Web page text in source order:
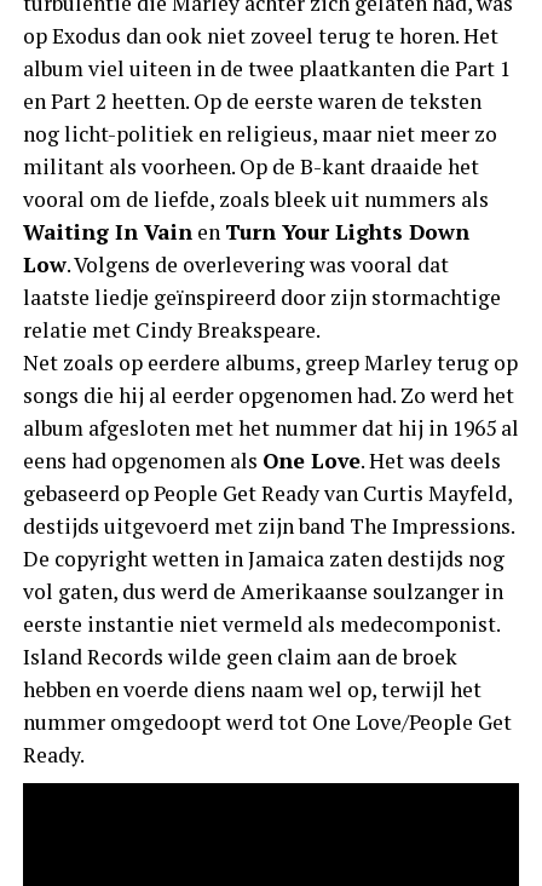
op Exodus dan ook niet zoveel terug te horen. Het
album viel uiteen in de twee plaatkanten die Part 1
en Part 2 heetten. Op de eerste waren de teksten
nog licht-politiek en religieus, maar niet meer zo
militant als voorheen. Op de B-kant draaide het
vooral om de liefde, zoals bleek uit nummers als
Waiting In Vainen Turn Your Lights Down
Low. Volgens de overlevering was vooral dat
laatste liedje geïnspireerd door zijn stormachtige
relatie met Cindy Breakspeare.
Net zoals op eerdere albums, greep Marley terug op
songs die hij al eerder opgenomen had. Zo werd het
album afgesloten met het nummer dat hij in 1965 al
eens had opgenomen als One Love. Het was deels
gebaseerd op People Get Ready van Curtis Mayfeld,
destijds uitgevoerd met zijn band The Impressions.
De copyright wetten in Jamaica zaten destijds nog
vol gaten, dus werd de Amerikaanse soulzanger in
eerste instantie niet vermeld als medecomponist.
Island Records wilde geen claim aan de broek
hebben en voerde diens naam wel op, terwijl het
nummer omgedoopt werd tot One Love/People Get
Ready.